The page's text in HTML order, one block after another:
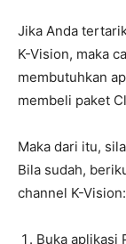
Jika Anda
K-Vision, maka
membutuhkan
membeli paket
Maka dari itu,
Bila sudah,
channel K-Vision:
Buka aplikasi